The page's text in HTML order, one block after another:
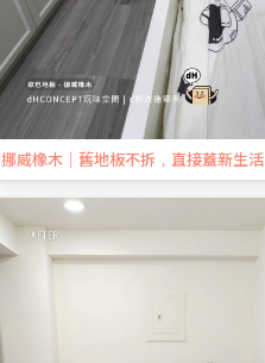
挪威橡木｜舊地板不拆，直接蓋新生活